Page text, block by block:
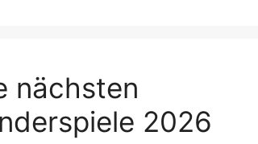
nächsten
2026